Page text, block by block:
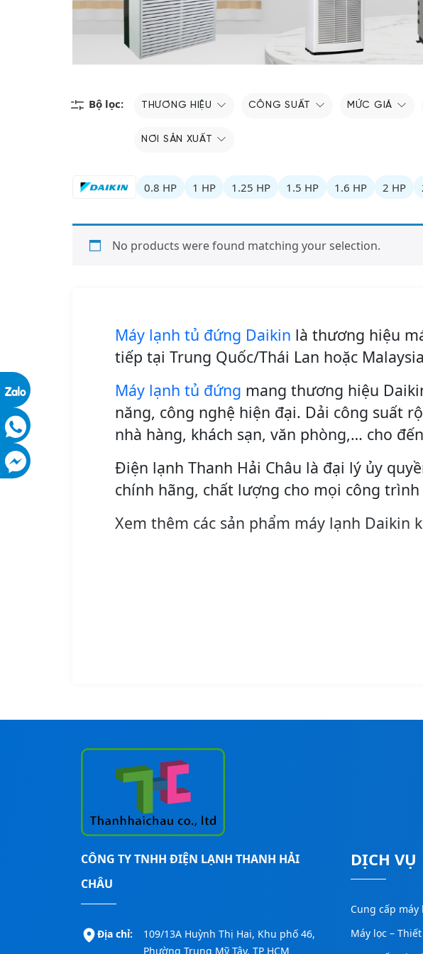
Bộ lọc: THƯƠNG HIỆU CÔNG SUẤT MỨC GIÁ
NƠI SẢN XUẤT
0.8 HP 1 HP 1.25 HP 1.5 HP 1.6 HP 2 HP
No products were found matching your selection.
Máy lạnh tủ đứng Daikin là thương hiệu
tiếp tại Trung Quốc/Thái Lan hoặc
Máy lạnh tủ đứng mang thương hiệu
năng, công nghệ hiện đại. Dải công suất
nhà hàng, khách sạn, văn phòng,… cho
Điện lạnh Thanh Hải Châu là đại lý ủy
chính hãng, chất lượng cho mọi công
Xem thêm các sản phẩm máy lạnh Daikin
CÔNG TY TNHH ĐIỆN LẠNH THANH HẢI
CHÂU
Địa chỉ:
109/13A Huỳnh Thị Hai, Khu phố 46,
Phường Trung Mỹ Tây, TP HCM
DỊCH VỤ
Cung cấp máy
Máy lọc –